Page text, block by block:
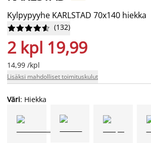
Kylpypyyhe KARLSTAD 70x140 hiekka





 (132)
2 kpl 19,99
14,99 /kpl
Lisäksi mahdolliset toimituskulut
Väri: Hiekka